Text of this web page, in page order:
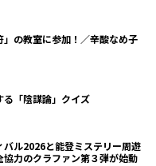
の教室に参加！／辛酸なめ子
「陰謀論」クイズ
バル2026と能登ミステリー周遊
力のクラファン第３弾が始動